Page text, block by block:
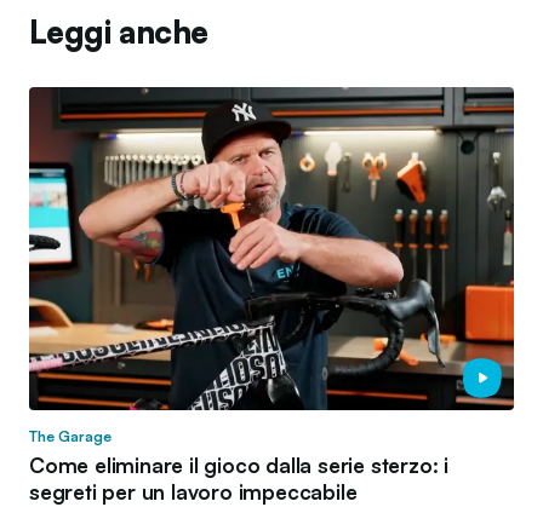
Leggi anche
The Garage
Come eliminare il gioco dalla serie sterzo: i
segreti per un lavoro impeccabile